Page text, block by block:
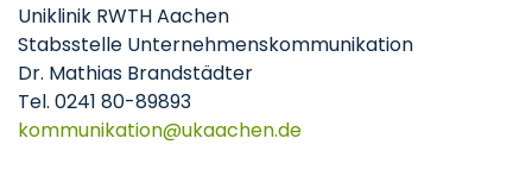
Uniklinik RWTH Aachen
Stabsstelle Unternehmenskommunikation
Dr. Mathias Brandstädter
Tel. 0241 80-89893
kommunikation
ukaachende